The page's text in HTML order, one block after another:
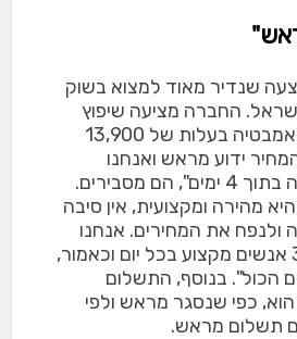
שנדיר מאוד למצוא בשוק
החברה מציעה שיפוץ
מלא וכולל לחדר האמבטיה בעלות של 13,900
ידוע מראש ואנחנו
מסיימים את העבודה בתוך 4 ימים", הם מסבירים.
מהירה ומקצועית, אין סיבה
ולנפח את המחירים. אנחנו
מגיעים למקום עם 3 אנשים מקצוע בכל יום וכאמור,
בתוך 4 ימים הכול". בנוסף, התשלום
כפי שנסגר מראש ולפי
תשלום מראש.